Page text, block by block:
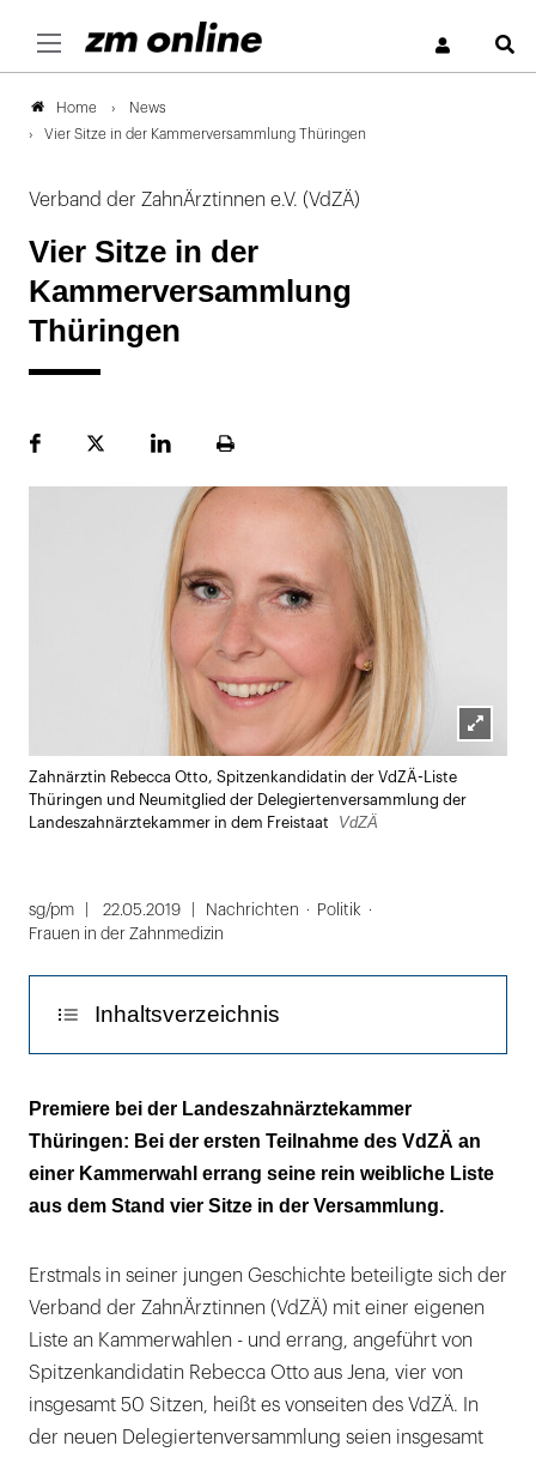
Home
News
Vier Sitze in der Kammerversammlung Thüringen
Verband der ZahnÄrztinnen e.V. (VdZÄ)
Vier Sitze in der
Kammerversammlung
Thüringen
FacebookPlattformLinekdInSeite
Lightbox
Zahnärztin Rebecca Otto, Spitzenkandidatin der VdZÄ-Liste
Thüringen und Neumitglied der Delegiertenversammlung der
Landeszahnärztekammer in dem Freistaat
VdZÄ
sg/pm 22.05.2019 Nachrichten
Politik
Frauen in der Zahnmedizin
Inhaltsverzeichnis
Dritthöchste Stimmenzahl für VdZÄ-
Spitzenkandidatin
Premiere bei der Landeszahnärztekammer
Thüringen: Bei der ersten Teilnahme des VdZÄ an
einer Kammerwahl errang seine rein weibliche Liste
aus dem Stand vier Sitze in der Versammlung.
Erstmals in seiner jungen Geschichte beteiligte sich der
Verband der ZahnÄrztinnen (VdZÄ) mit einer eigenen
Liste an Kammerwahlen - und errang, angeführt von
Spitzenkandidatin Rebecca Otto aus Jena, vier von
insgesamt 50 Sitzen, heißt es vonseiten des VdZÄ. In
der neuen Delegiertenversammlung seien insgesamt